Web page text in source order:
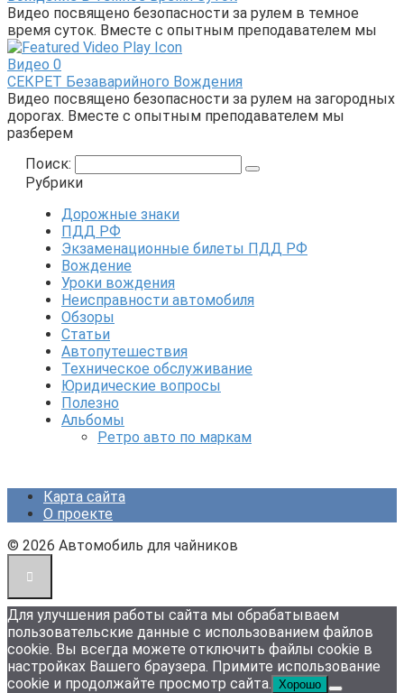
Видео посвящено безопасности за рулем в темное
время суток. Вместе с опытным преподавателем мы
Видео 0
СЕКРЕТ Безаварийного Вождения
Видео посвящено безопасности за рулем на загородных
дорогах. Вместе с опытным преподавателем мы
разберем
Поиск:
Рубрики
Дорожные знаки
ПДД РФ
Экзаменационные билеты ПДД РФ
Вождение
Уроки вождения
Неисправности автомобиля
Обзоры
Статьи
Автопутешествия
Техническое обслуживание
Юридические вопросы
Полезно
Альбомы
Ретро авто по маркам
Карта сайта
О проекте
© 2026 Автомобиль для чайников
Для улучшения работы сайта мы обрабатываем
пользовательские данные с использованием файлов
cookie. Вы всегда можете отключить файлы cookie в
настройках Вашего браузера. Примите использование
cookie и продолжайте просмотр сайта. Хорошо